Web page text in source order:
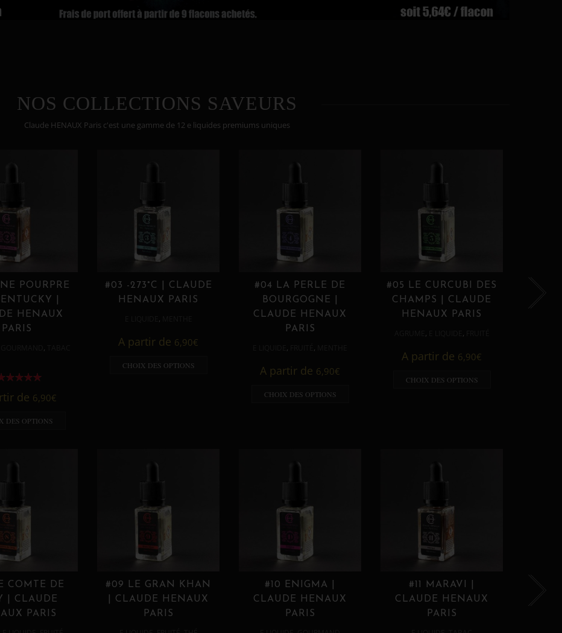
NOS COLLECTIONS SAVEURS
Claude HENAUX Paris c'est une gamme de 12 e liquides premiums uniques
POURPRE
|
HENAUX
PARIS
,
de 6,90€
DES OPTIONS
#03 -273°C | CLAUDE
HENAUX PARIS
,
A partir de 6,90€
CHOIX DES OPTIONS
#04 LA PERLE DE
BOURGOGNE |
CLAUDE HENAUX
PARIS
, ,
A partir de 6,90€
CHOIX DES OPTIONS
#05 LE CURCUBI DES
CHAMPS | CLAUDE
HENAUX PARIS
, ,
A partir de 6,90€
CHOIX DES OPTIONS
COMTE DE
| CLAUDE
PARIS
#09 LE GRAN KHAN
| CLAUDE HENAUX
PARIS
#10 ENIGMA |
CLAUDE HENAUX
PARIS
#11 MARAVI |
CLAUDE HENAUX
PARIS